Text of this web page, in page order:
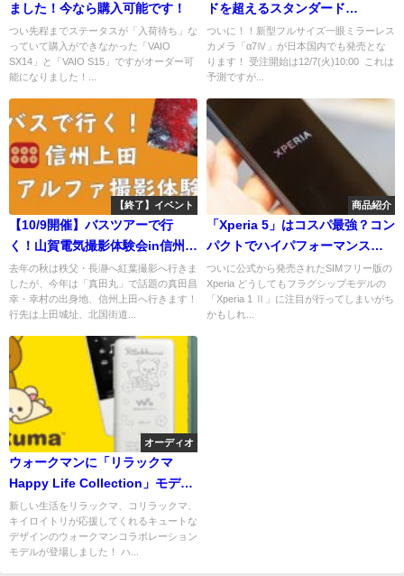
ました！今なら購入可能です！
つい先程までステータスが「入荷待ち」な
っていて購入ができなかった「VAIO
SX14」と「VAIO S15」ですがオーダー可
能になりました！...
ドを超えるスタンダード
「α7Ⅳ」ついに国内発表！
12/7(火)10:00より受注開始で
す！
ついに！！新型フルサイズ一眼ミラーレス
カメラ「α7Ⅳ」が日本国内でも発売とな
ります！ 受注開始は12/7(火)10:00 これは
予測ですが...
【終了】イベント
【10/9開催】バスツアーで行
く！山賀電気撮影体験会in信州上
田【参加募集中！】
去年の秋は秩父・長瀞へ紅葉撮影へ行きま
したが、今年は「真田丸」で話題の真田昌
幸・幸村の出身地、信州上田へ行きます！
行先は上田城址、北国街道...
商品紹介
「Xperia 5」はコスパ最強？コン
パクトでハイパフォーマンスな
SIMフリースマホは買いか？
ついに公式から発売されたSIMフリー版の
Xperia どうしてもフラグシップモデルの
「Xperia 1 Ⅱ」に注目が行ってしまいがち
かもしれ...
オーディオ
ウォークマンに「リラックマ
Happy Life Collection」モデル
が登場！新生活を応援してくれ
るコラボレーションモデルで
す！
新しい生活をリラックマ、コリラックマ、
キイロイトリが応援してくれるキュートな
デザインのウォークマンコラボレーション
モデルが登場しました！ ハ...